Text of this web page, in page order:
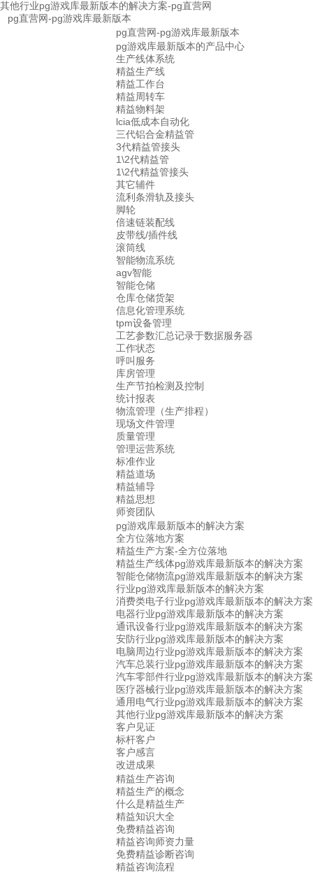
其他行业pg游戏库最新版本的解决方案-pg直营网
pg直营网-pg游戏库最新版本
pg直营网-pg游戏库最新版本
pg游戏库最新版本的产品中心
生产线体系统
精益生产线
精益工作台
精益周转车
精益物料架
lcia低成本自动化
三代铝合金精益管
3代精益管接头
1\2代精益管
1\2代精益管接头
其它辅件
流利条滑轨及接头
脚轮
倍速链装配线
皮带线/插件线
滚筒线
智能物流系统
agv智能
智能仓储
仓库仓储货架
信息化管理系统
tpm设备管理
工艺参数汇总记录于数据服务器
工作状态
呼叫服务
库房管理
生产节拍检测及控制
统计报表
物流管理（生产排程）
现场文件管理
质量管理
管理运营系统
标准作业
精益道场
精益辅导
精益思想
师资团队
pg游戏库最新版本的解决方案
全方位落地方案
精益生产方案-全方位落地
精益生产线体pg游戏库最新版本的解决方案
智能仓储物流pg游戏库最新版本的解决方案
行业pg游戏库最新版本的解决方案
消费类电子行业pg游戏库最新版本的解决方案
电器行业pg游戏库最新版本的解决方案
通讯设备行业pg游戏库最新版本的解决方案
安防行业pg游戏库最新版本的解决方案
电脑周边行业pg游戏库最新版本的解决方案
汽车总装行业pg游戏库最新版本的解决方案
汽车零部件行业pg游戏库最新版本的解决方案
医疗器械行业pg游戏库最新版本的解决方案
通用电气行业pg游戏库最新版本的解决方案
其他行业pg游戏库最新版本的解决方案
客户见证
标杆客户
客户感言
改进成果
精益生产咨询
精益生产的概念
什么是精益生产
精益知识大全
免费精益咨询
精益咨询师资力量
免费精益诊断咨询
精益咨询流程